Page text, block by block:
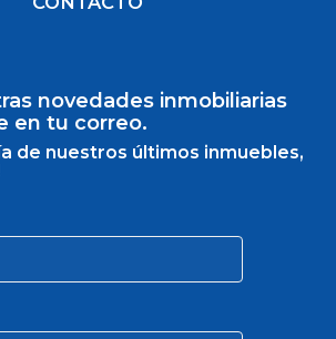
novedades inmobiliarias
en tu correo.
de nuestros últimos inmuebles,